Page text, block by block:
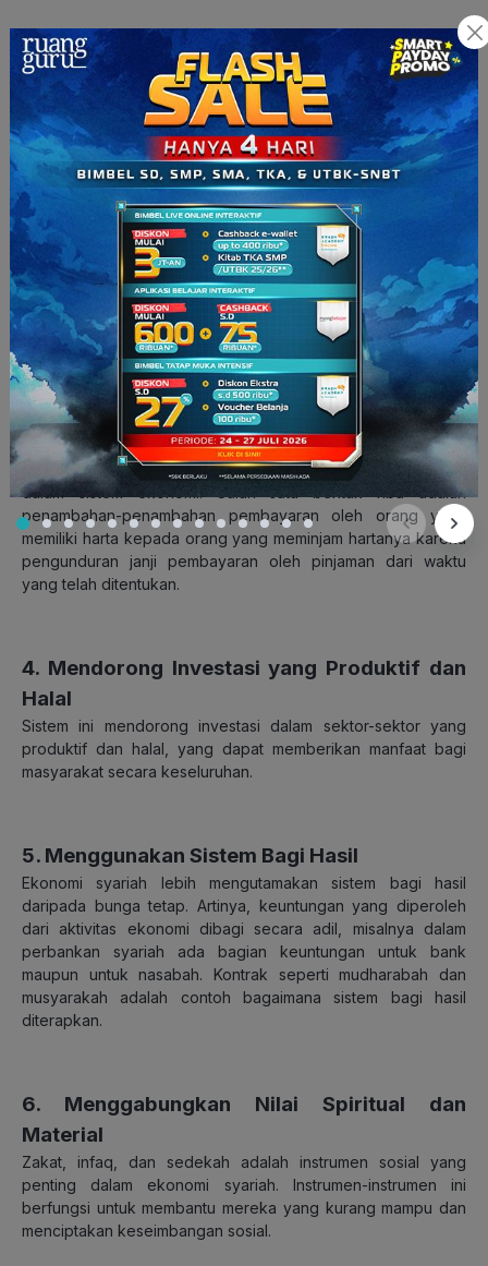
1. Berbasis pada Nilai-Nilai Islam
Ekonomi syariah sepenuhnyadidasarkan pada nilai-nilai
Islam yang tercermin dalam Al-Qur’an dan Hadis,
sehingga memiliki landasan moral dan spiritual yang kuat.
2. Mengutamakan Keadilan dan
Keseimbangan
Keadilan dan keseimbangan adalah dua nilai utama yang
ditekankan dalam ekonomi syariah. Setiap transaksiharus
adil dan tidak merugikansalah satu pihak.
3. Menghindari Unsur Riba, Gharar, dan
Maysir
Ekonomi syariah dengan tegasmelarang praktek riba,
gharar, dan maysiruntuk memastikan keadilan dan stabilitas
dalam sistem ekonomi. Salah satu bentuk riba adalah
penambahan-penambahan pembayaran oleh orang yang
memiliki harta kepada orang yang meminjam hartanya karena
pengunduran janji pembayaran oleh pinjaman dari waktu
yang telah ditentukan.
4. Mendorong Investasi yang Produktif dan
Halal
Sistem ini mendorong investasi dalam sektor-sektor yang
produktif dan halal, yang dapat memberikan manfaat bagi
masyarakat secara keseluruhan.
5. Menggunakan Sistem Bagi Hasil
Ekonomi syariah lebih mengutamakan sistem bagi hasil
daripada bunga tetap. Artinya, keuntungan yang diperoleh
dari aktivitas ekonomi dibagi secara adil, misalnya dalam
perbankan syariah ada bagian keuntungan untuk bank
maupun untuk nasabah. Kontrak seperti mudharabah dan
musyarakah adalah contoh bagaimana sistem bagi hasil
diterapkan.
6. Menggabungkan Nilai Spiritual dan
Material
Zakat, infaq, dan sedekah adalah instrumen sosial yang
penting dalam ekonomi syariah. Instrumen-instrumen ini
berfungsi untuk membantu mereka yang kurang mampu dan
menciptakan keseimbangan sosial.